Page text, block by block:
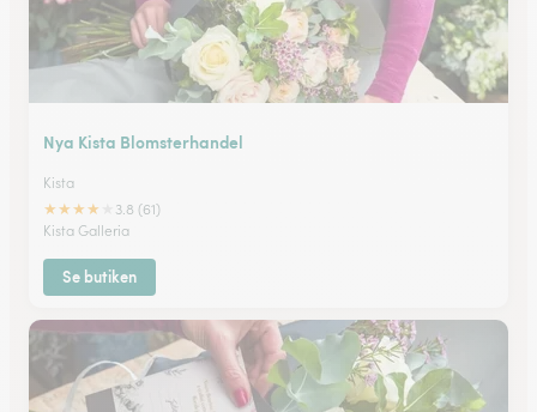
Nya Kista Blomsterhandel
Kista
★★★★
3.8 (61)
Kista Galleria
Se butiken